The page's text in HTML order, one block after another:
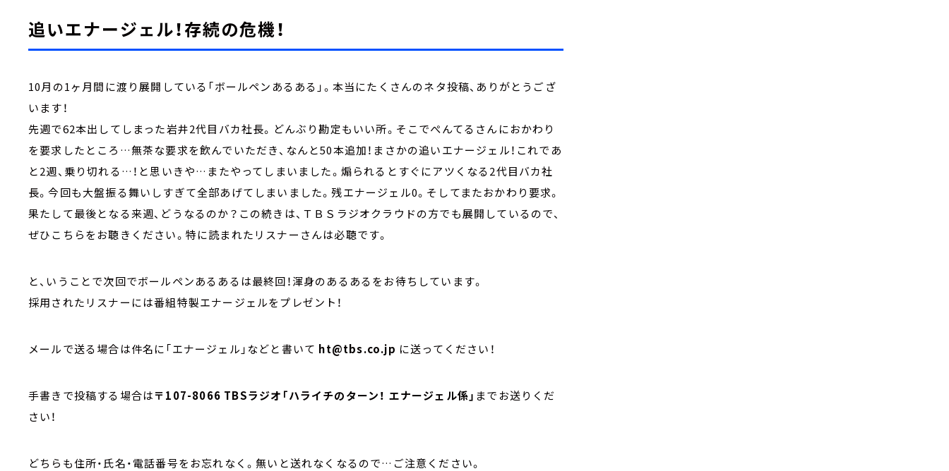
追いエナージェル！存続の危機！
10月の1ヶ月間に渡り展開している「ボールペンあるある」。本当にたくさんのネタ投稿、ありがとうござ
います！
先週で62本出してしまった岩井2代目バカ社長。どんぶり勘定もいい所。そこでぺんてるさんにおかわり
を要求したところ…無茶な要求を飲んでいただき、なんと50本追加！まさかの追いエナージェル！これであ
と2週、乗り切れる…！と思いきや…またやってしまいました。煽られるとすぐにアツくなる2代目バカ社
長。今回も大盤振る舞いしすぎて全部あげてしまいました。残エナージェル0。そしてまたおかわり要求。
果たして最後となる来週、どうなるのか？この続きは、ＴＢＳラジオクラウドの方でも展開しているので、
ぜひこちらをお聴きください。特に読まれたリスナーさんは必聴です。
と、いうことで次回でボールペンあるあるは最終回！渾身のあるあるをお待ちしています。
採用されたリスナーには番組特製エナージェルをプレゼント！
メールで送る場合は件名に「エナージェル」などと書いて ht@tbs.co.jp に送ってください！
手書きで投稿する場合は〒107-8066 TBSラジオ「ハライチのターン！ エナージェル係」 までお送りくだ
さい！
どちらも住所・氏名・電話番号をお忘れなく。無いと送れなくなるので…ご注意ください。